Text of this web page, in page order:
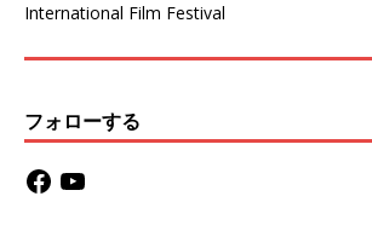
International Film Festival
フォローする